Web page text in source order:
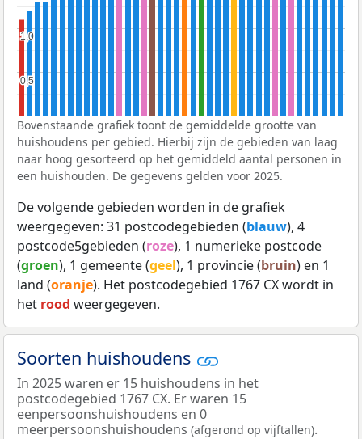
0,5
0,5
1,0
1,0
Bovenstaande grafiek toont de gemiddelde grootte van
huishoudens per gebied. Hierbij zijn de gebieden van laag
naar hoog gesorteerd op het gemiddeld aantal personen in
een huishouden. De gegevens gelden voor 2025.
De volgende gebieden worden in de grafiek
weergegeven: 31 postcodegebieden (blauw), 4
postcode5gebieden (roze), 1 numerieke postcode
(groen), 1 gemeente (geel), 1 provincie (bruin) en 1
land (oranje). Het postcodegebied 1767 CX wordt in
het rood weergegeven.
Soorten huishoudens
In 2025 waren er 15 huishoudens in het
postcodegebied 1767 CX. Er waren 15
eenpersoonshuishoudens en 0
meerpersoonshuishoudens (afgerond op vijftallen).